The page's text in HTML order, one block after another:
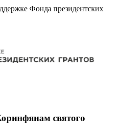
Фонда президентских
святого